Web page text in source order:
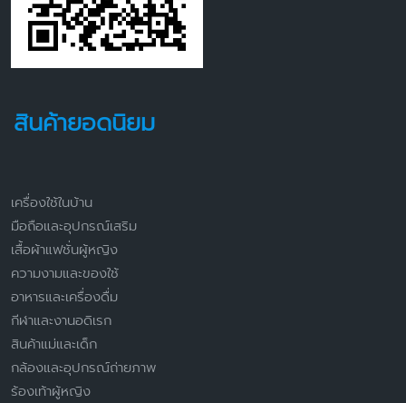
สินค้ายอดนิยม
เครื่องใช้ในบ้าน
มือถือและอุปกรณ์เสริม
เสื้อผ้าแฟชั่นผู้หญิง
ความงามและของใช้
อาหารและเครื่องดื่ม
กีฬาและงานอดิเรก
สินค้าแม่และเด็ก
กล้องและอุปกรณ์ถ่ายภาพ
ร้องเท้าผู้หญิง